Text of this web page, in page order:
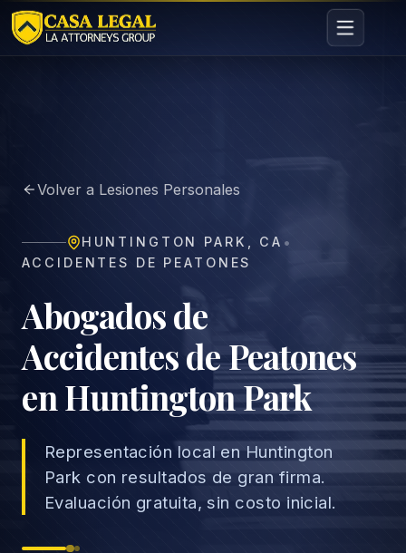
Abogado de Accidentes de Peatones en Huntington Park
Contacto Consulta
Solicita tu consulta gratuita
Cuéntanos tu caso en menos de 60 segundos. Sin
compromiso.
→
Volver a Lesiones Personales
HUNTINGTON PARK , CA •
ACCIDENTES DE PEATONES
Abogados de
Accidentes de Peatones
en Huntington Park
Representación local en Huntington
Park con resultados de gran firma.
Evaluación gratuita, sin costo inicial.